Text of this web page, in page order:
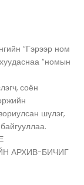
“Гэрээр ном
“номын
соён
шүлэг,
АРХИВ-БИЧИГ